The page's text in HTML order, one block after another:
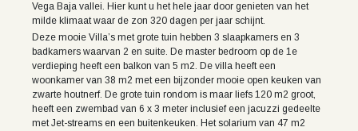
Vega Baja vallei. Hier kunt u het hele jaar door genieten van het
milde klimaat waar de zon 320 dagen per jaar schijnt.
Deze mooie Villa’s met grote tuin hebben 3 slaapkamers en 3
badkamers waarvan 2 en suite. De master bedroom op de 1e
verdieping heeft een balkon van 5 m2. De villa heeft een
woonkamer van 38 m2 met een bijzonder mooie open keuken van
zwarte houtnerf. De grote tuin rondom is maar liefs 120 m2 groot,
heeft een zwembad van 6 x 3 meter inclusief een jacuzzi gedeelte
met Jet-streams en een buitenkeuken. Het solarium van 47 m2